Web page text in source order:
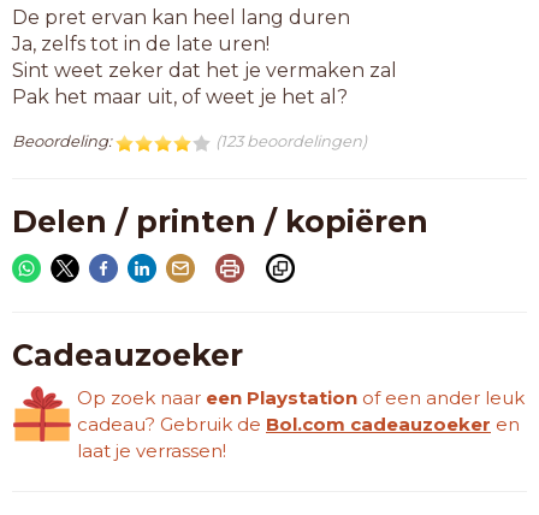
De pret ervan kan heel lang duren
Ja, zelfs tot in de late uren!
Sint weet zeker dat het je vermaken zal
Pak het maar uit, of weet je het al?
Beoordeling: (123 beoordelingen)
Delen / printen / kopiëren
Cadeauzoeker
Op zoek naar een Playstation of een ander leuk
cadeau? Gebruik de Bol.com cadeauzoeker en
laat je verrassen!